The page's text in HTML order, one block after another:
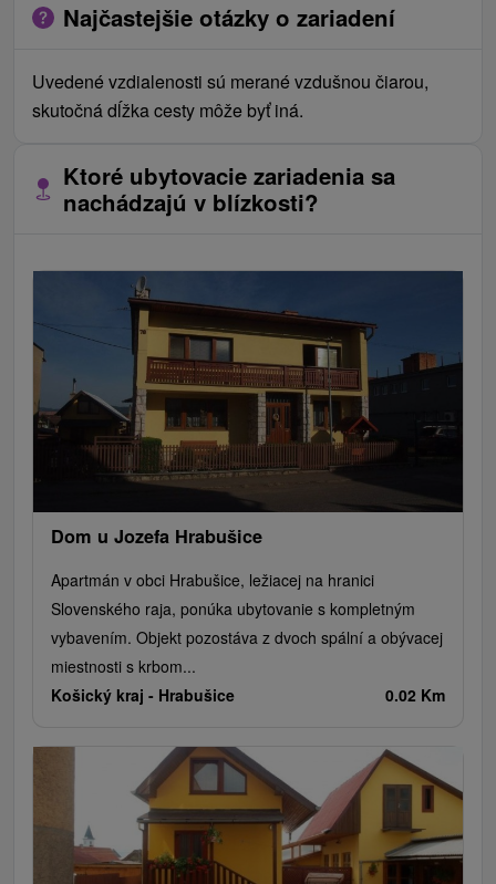
Najčastejšie otázky o zariadení
Uvedené vzdialenosti sú merané vzdušnou čiarou,
skutočná dĺžka cesty môže byť iná.
Ktoré ubytovacie zariadenia sa
nachádzajú v blízkosti?
Dom u Jozefa Hrabušice
Apartmán v obci Hrabušice, ležiacej na hranici
Slovenského raja, ponúka ubytovanie s kompletným
vybavením. Objekt pozostáva z dvoch spální a obývacej
miestnosti s krbom...
Košický kraj - Hrabušice 0.02 Km